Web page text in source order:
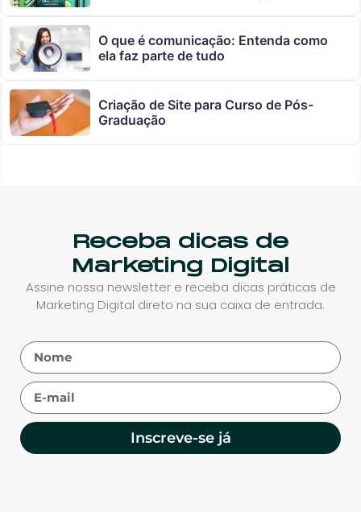
O que é comunicação: Entenda como
ela faz parte de tudo
Criação de Site para Curso de Pós-
Graduação
Receba dicas de
Marketing Digital
Assine nossa newsletter e receba dicas práticas de
Marketing Digital direto na sua caixa de entrada.
Inscreve-se já